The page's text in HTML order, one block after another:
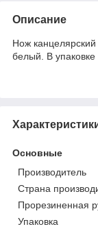
Описание
Нож
белый. В упаковке
Основные
Производитель
Страна
Прорезиненная
Упаковка